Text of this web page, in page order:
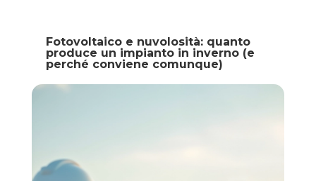
Fotovoltaico e nuvolosità: quanto
produce un impianto in inverno (e
perché conviene comunque)